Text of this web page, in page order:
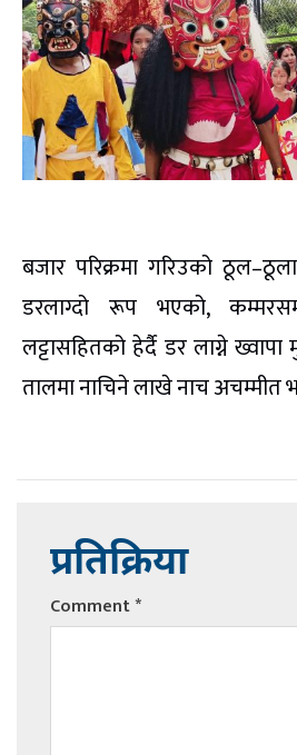
बजार परिक्रमा गरिउको
डरलाग्दो रूप भएको,
लट्टासहितको हेर्दै डर लाग्ने
तालमा नाचिने लाखे नाच अचम्मीत
प्रतिक्रिया
Comment*